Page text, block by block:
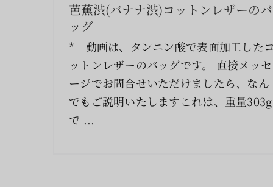
芭蕉渋(バナナ渋)コットンレザーのバ
ッグ
* 動画は、タンニン酸で表面加工した
ットンレザーのバッグです。 直接メッセ
ージでお問合せいただけましたら、なん
でもご説明いたしますこれは、重量303g
で ...